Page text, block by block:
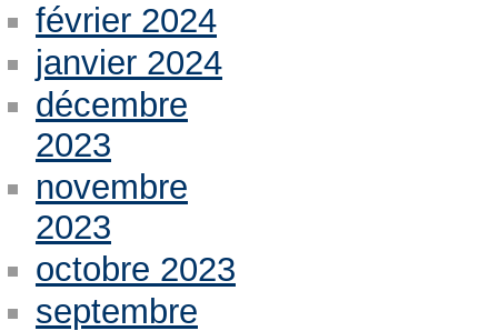
février 2024
janvier 2024
décembre
2023
novembre
2023
octobre 2023
septembre